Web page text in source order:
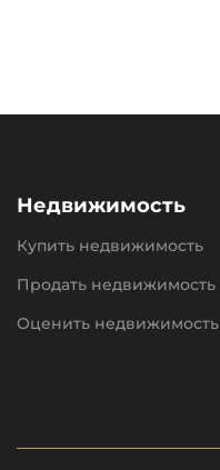
Недвижимость
Купить недвижимость
Продать недвижимость
Оценить недвижимость